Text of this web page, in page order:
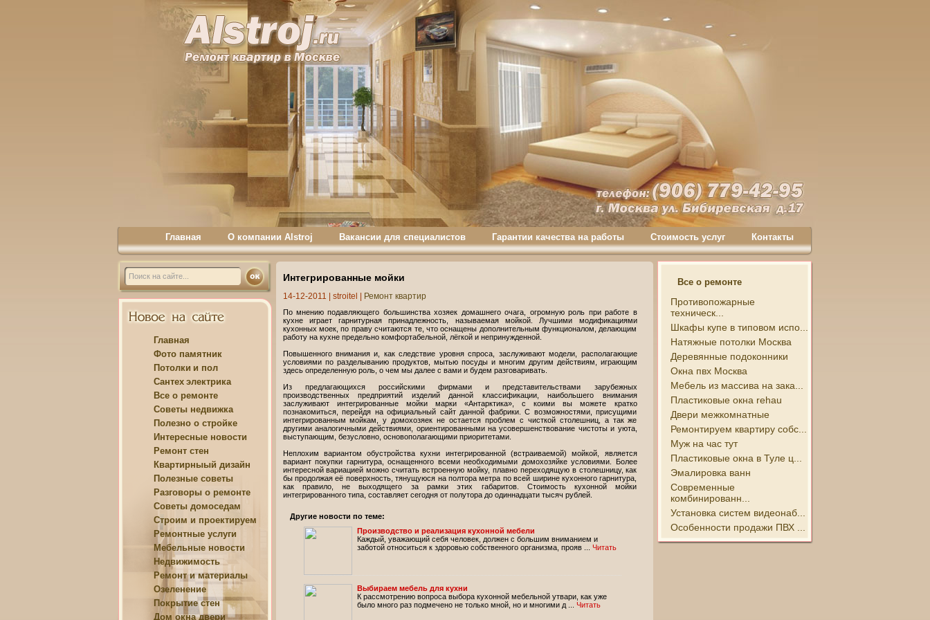
Контакты
Стоимость услуг
Гарантии качества на работы
Вакансии для специалистов
О компании Alstroj
Главная
Главная
Фото памятник
Потолки и пол
Сантех электрика
Все о ремонте
Советы недвижка
Полезно о стройке
Интересные новости
Ремонт стен
Квартирныый дизайн
Полезные советы
Разговоры о ремонте
Советы домоседам
Строим и проектируем
Ремонтные услуги
Мебельные новости
Недвижимость
Ремонт иматериалы
Озеленение
Покрытиестен
Дом окна двери
Интегрированные мойки
14-12-2011 | stroitel Ремонт квартир
По мнению подавляющего большинства хозяек домашнего очага, огромную роль при работе в
кухне играет гарнитурная принадлежность, называемая мойкой. Лучшими модификациями
кухонных моек, по праву считаются те, что оснащены дополнительным функционалом, делающим
работу на кухне предельно комфортабельной, лёгкой и непринужденной.
Повышенного внимания и, как следствие уровня спроса, заслуживают модели, располагающие
условиями по разделыванию продуктов, мытью посуды и многим другим действиям, играющим
здесь определенную роль, о чем мы далее с вами и будем разговаривать.
Из предлагающихся российскими фирмами и представительствами зарубежных
производственных предприятий изделий данной классификации, наибольшего внимания
заслуживают интегрированные мойки марки «Антарктика», с коими вы можете кратко
познакомиться, перейдя на официальный сайт данной фабрики. С возможностями, присущими
интегрированным мойкам, у домохозяек не остается проблем с чисткой столешниц, а так же
другими аналогичными действиями, ориентированными на усовершенствование чистоты и уюта,
выступающим, безусловно, основополагающими приоритетами.
Неплохим вариантом обустройства кухни интегрированной (встраиваемой) мойкой, является
вариант покупки гарнитура, оснащенного всеми необходимыми домохозяйке условиями. Более
интересной вариацией можно считать встроенную мойку, плавно переходящую в столешницу, как
бы продолжая её поверхность, тянущуюся на полтора метра по всей ширине кухонного гарнитура,
как правило, не выходящего за рамки этих габаритов. Стоимость кухонной мойки
интегрированного типа, составляет сегодня от полутора до одиннадцати тысяч рублей.
Другие новости по теме:
Производство и реализация кухонной мебели
Каждый, уважающий себя человек, должен с большим вниманием и
заботой относиться к здоровью собственного организма, прояв ... Читать
Выбираем мебель для кухни
К рассмотрению вопроса выбора кухонной мебельной утвари, как уже
было много раз подмечено не только мной, но и многими д ... Читать
Все о ремонте
Противопожарные
техническ...
Шкафы купе в типовом испо...
Натяжные потолки Москва
Деревянные подоконники
Окна пвх Москва
Мебель из массива на зака...
Пластиковые окна rehau
Двери межкомнатные
Ремонтируем квартиру собс...
Муж на час тут
Пластиковые окна в Туле ц...
Эмалировка ванн
Современные
комбинированн...
Установка систем видеонаб...
Особенности продажи ПВХ ...